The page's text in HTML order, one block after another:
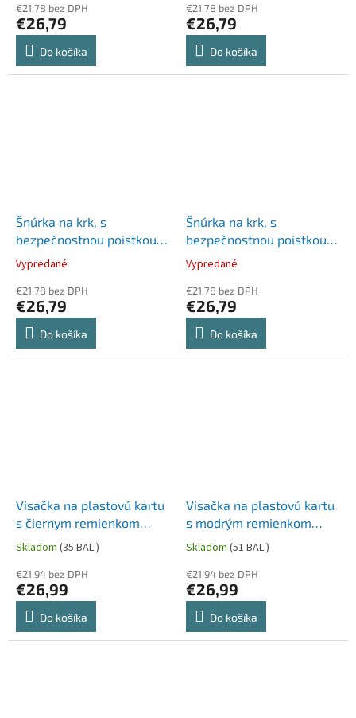
€21,78 bez DPH
€26,79
Do košíka
€21,78 bez DPH
€26,79
Do košíka
Šnúrka na krk, s
bezpečnostnou poistkou,
DURABLE, zelená
Vypredané
€21,78 bez DPH
€26,79
Do košíka
Šnúrka na krk, s
bezpečnostnou poistkou,
DURABLE, žltá
Vypredané
€21,78 bez DPH
€26,79
Do košíka
Visačka na plastovú kartu
s čiernym remienkom
DONAU 85x50mm 50ks
Skladom (35 BAL.)
€21,94 bez DPH
€26,99
Do košíka
Visačka na plastovú kartu
s modrým remienkom
DONAU 85x50mm 50ks
Skladom (51 BAL.)
€21,94 bez DPH
€26,99
Do košíka